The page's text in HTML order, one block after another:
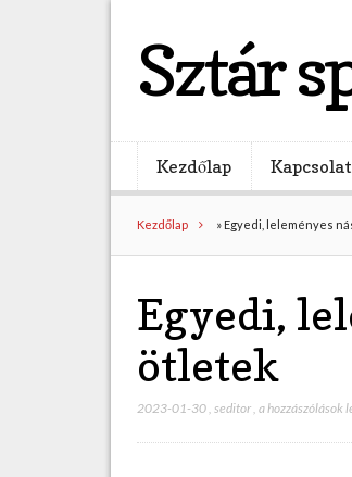
Sztár
Kezdőlap Kapcsolat
Kezdőlap » Egyedi, leleményes
Egyedi,
ötletek
2023-01-30 seditor ,E
a hozzászólások